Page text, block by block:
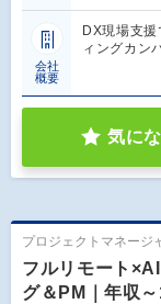
会社
概要
DX現場支
ィングカン
気に
プロジェクトマネージ
フルリモート
グ＆PM｜年収